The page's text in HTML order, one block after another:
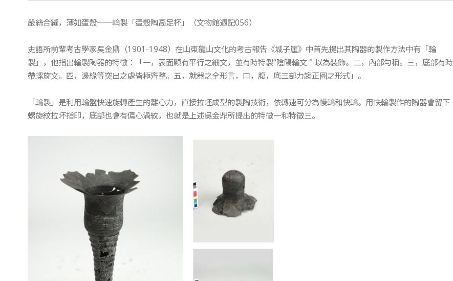
嚴絲合縫，薄如蛋殼──輪製「蛋殼陶高足杯」（​文物館週記056）
史語所前輩考古學家吳金鼎（1901-1948）在山東龍山文化的考古報告《城子崖》中首先提出其陶器的製作方法中有「輪
製」，他指出輪製陶器的特徵：「一，表面顯有平行之細文，並有時特製“陰陽輪文＂以為裝飾。二，內部勻稱。三，底部有時
帶螺旋文。四，邊緣等突出之處皆極齊整。五，就器之全形言，口，腹，底三部力趨正圓之形式」。
「輪製」是利用輪盤快速旋轉產生的離心力，直接拉坯成型的製陶技術，依轉速可分為慢輪和快輪。用快輪製作的陶器會留下
螺旋紋拉坏指印，底部也會有偏心渦紋，也就是上述吳金鼎所提出的特徵一和特徵三。